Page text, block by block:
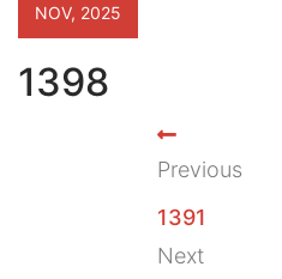
1398
NOV, 2025
Previous
1391
Next